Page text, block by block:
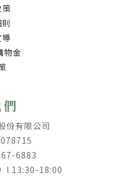
策
導
物金
份有限公司
6883
l 13:30-18:00